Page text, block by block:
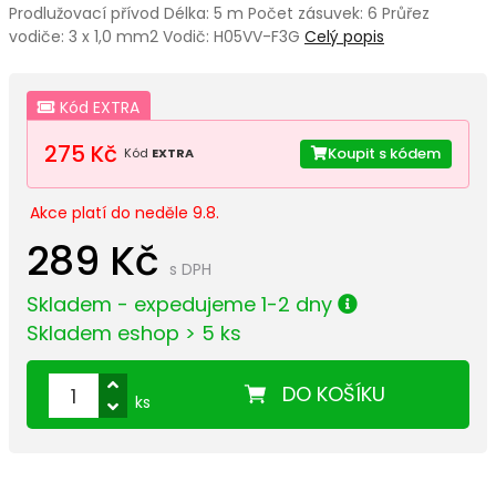
Prodlužovací přívod Délka: 5 m Počet zásuvek: 6 Průřez
vodiče: 3 x 1,0 mm2 Vodič: H05VV-F3G Celý popis
Kód EXTRA
275 Kč Kód EXTRA Koupit s kódem
Akce platí do neděle 9.8.
289 Kč s DPH
Skladem - expedujeme 1-2 dny
Skladem eshop > 5 ks
DO KOŠÍKU
ks